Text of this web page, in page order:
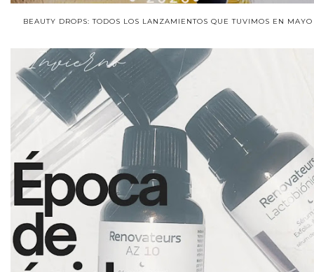
BEAUTY DROPS: TODOS LOS LANZAMIENTOS QUE TUVIMOS EN MAYO